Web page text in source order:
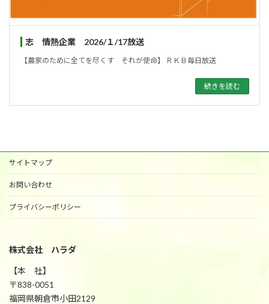
志 情熱企業 2026/１/17放送
【農家のために全てを尽くす それが使命】 ＲＫＢ毎日放送
続きを読む
サイトマップ
お問い合わせ
プライバシーポリシー
株式会社 ハラダ
【本 社】
〒838-0051
福岡県朝倉市小田2129